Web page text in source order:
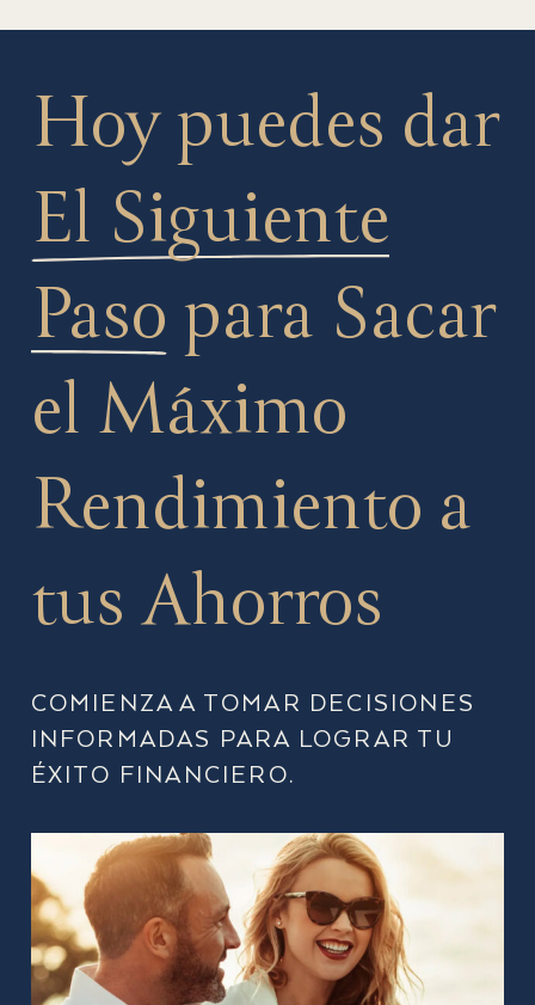
Hoy puedes dar
El Siguiente
Paso para Sacar
el Máximo
Rendimiento a
tus Ahorros
COMIENZA A TOMAR DECISIONES
INFORMADAS PARA LOGRAR TU
ÉXITO FINANCIERO.